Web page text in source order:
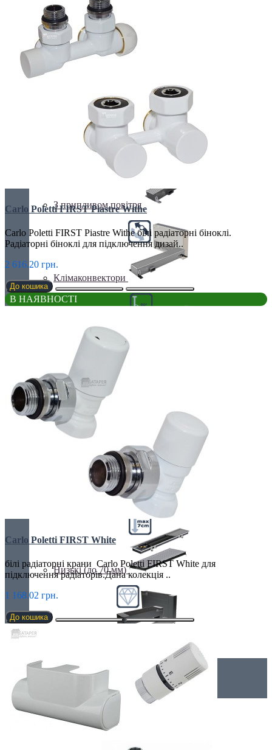
З вентилятором
З дренажем
З припливом повітря
Клімаконвектори
Кутові та радіусні
Найпотужніші
Низькі (до 70 мм)
Дизайнерські радіатори
Carlo Poletti FIRST Piastre Withe
Carlo Poletti FIRST Piastre Withe білі радіаторні біноклі.
Радіаторні біноклі для підключення дизай..
2 616.20 грн.
До кошика
В НАЯВНОСТІ
Carlo Poletti FIRST White
білі радіаторні крани Carlo Poletti FIRST White для
підключення радіаторів.Дана колекція ..
1 168.02 грн.
До кошика